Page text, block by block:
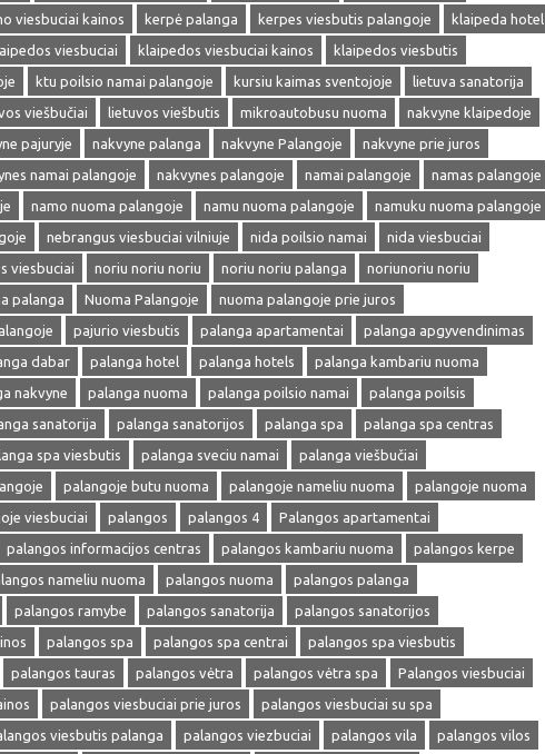
viesbuciai kainos kerpė palanga kerpes viesbutis palangoje
klaipeda hotel
viesbuciai klaipedos viesbuciai kainos
klaipedos viesbutis
ktu poilsio namai palangoje kursiu kaimas sventojoje
lietuva sanatorija
viešbučiai lietuvos viešbutis mikroautobusu nuoma
nakvyne klaipedoje
pajuryje nakvyne palanga nakvyne Palangoje
nakvyne prie juros
namai palangoje nakvynes palangoje namai palangoje
namas palangoje
namo nuoma palangoje namu nuoma palangoje
namuku nuoma palangoje
nebrangus viesbuciai vilniuje nida poilsio namai
nida viesbuciai
viesbuciai noriu noriu noriu noriu noriu palanga
noriunoriu noriu
palanga Nuoma Palangoje
nuoma palangoje prie juros
pajurio viesbutis palanga apartamentai
palanga apgyvendinimas
dabar palanga hotel palanga hotels
palanga kambariu nuoma
nakvyne palanga nuoma palanga poilsio namai
palanga poilsis
sanatorija palanga sanatorijos palanga spa
palanga spa centras
spa viesbutis palanga sveciu namai
palanga viešbučiai
palangoje butu nuoma palangoje nameliu nuoma
palangoje nuoma
viesbuciai palangos palangos 4
Palangos apartamentai
palangos informacijos centras palangos kambariu nuoma
palangos kerpe
nameliu nuoma palangos nuoma
palangos palanga
palangos ramybe palangos sanatorija
palangos sanatorijos
palangos spa palangos spa centrai
palangos spa viesbutis
palangos tauras palangos vėtra palangos vėtra spa
Palangos viesbuciai
palangos viesbuciai prie juros
palangos viesbuciai su spa
viesbutis palanga palangos viezbuciai palangos vila
palangos vilos